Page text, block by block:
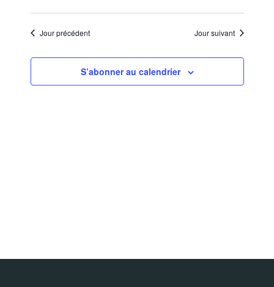
Jour précédent Jour suivant
S’abonner au calendrier